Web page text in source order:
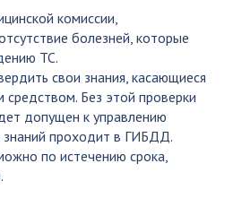
комиссии,
болезней, которые
ТС.
свои знания, касающиеся
Без этой проверки
допущен к управлению
проходит в ГИБДД.
по истечению срока,